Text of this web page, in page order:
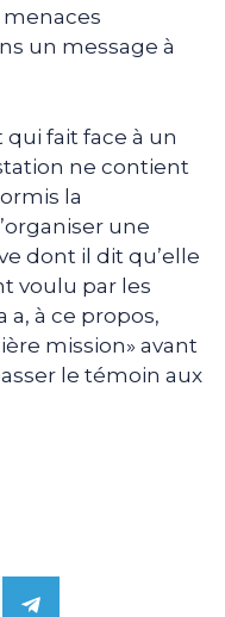
un message à
qui fait face à un
ne contient
la
une
dont il dit qu’elle
voulu par les
a, à ce propos,
mission» avant
le témoin aux
Share